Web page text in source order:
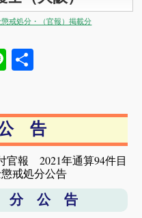
懲戒処分・（官報）掲載分
Line
告
官報 2021年通算94件目
戒処分公告
分 公 告